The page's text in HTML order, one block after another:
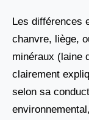
Les différences
chanvre, liège,
minéraux (laine
clairement
selon sa